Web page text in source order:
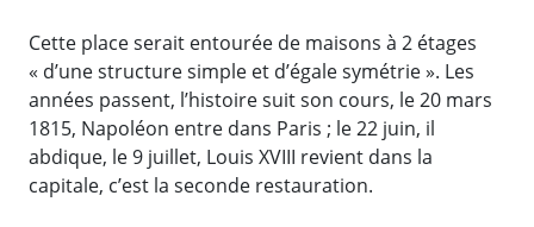
Cette place serait entourée de maisons à 2 étages
« d’une structure simple et d’égale symétrie ». Les
années passent, l’histoire suit son cours, le 20 mars
1815, Napoléon entre dans Paris ; le 22 juin, il
abdique, le 9 juillet, Louis XVIII revient dans la
capitale, c’est la seconde restauration.